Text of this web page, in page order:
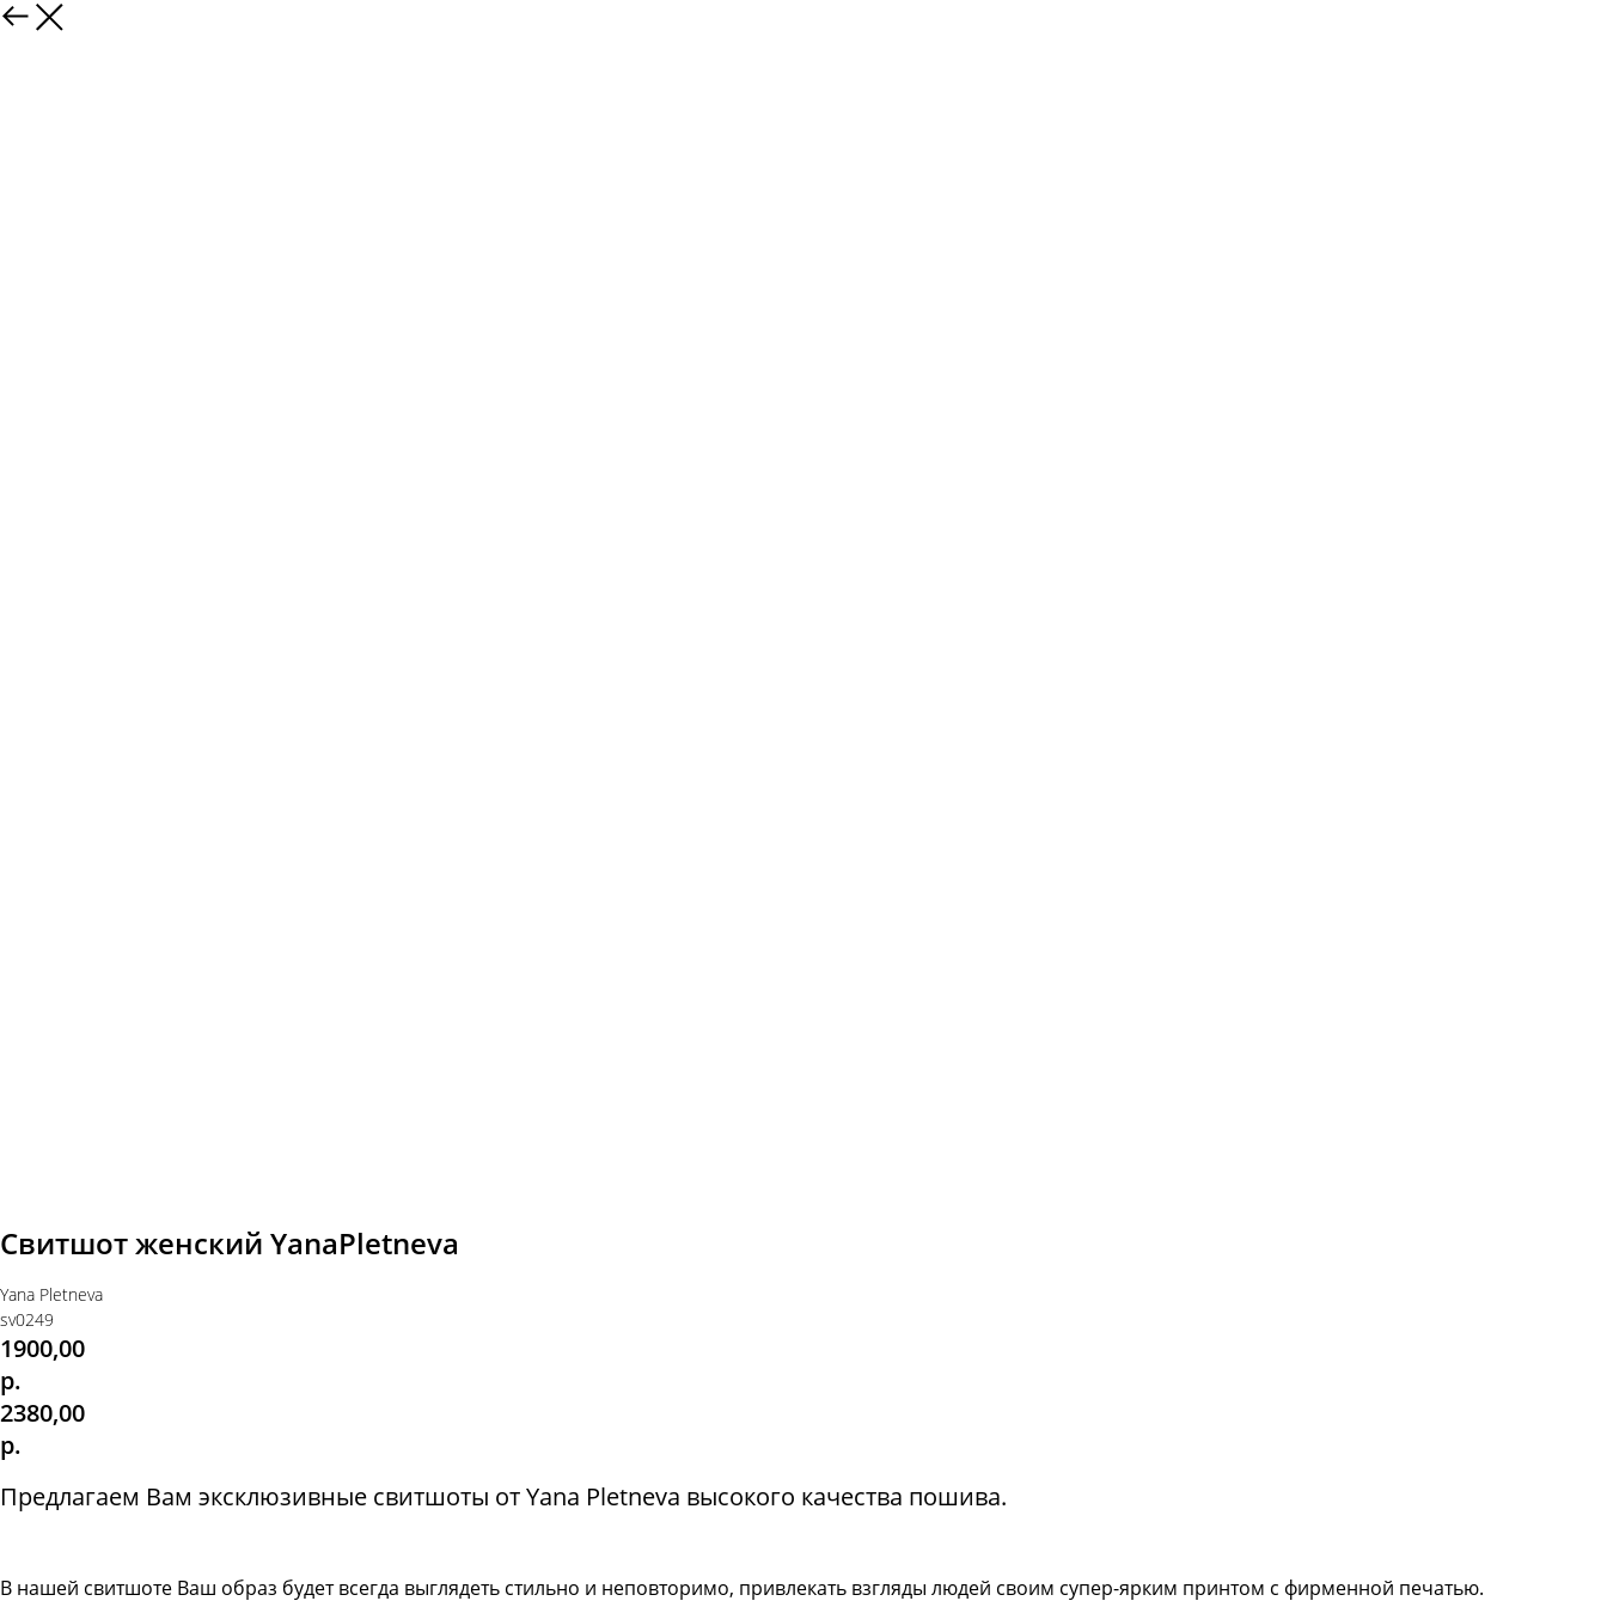
Свитшот женский YanaPletneva
Yana Pletneva
sv0249
1900,00
р.
2380,00
р.
Предлагаем Вам эксклюзивные свитшоты от Yana Pletneva высокого качества пошива.
В нашей свитшоте Ваш образ будет всегда выглядеть стильно и неповторимо, привлекать взгляды людей своим супер-ярким принтом с фирменной печатью.